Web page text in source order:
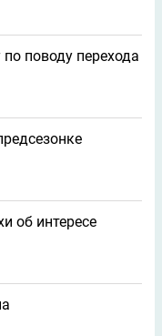
поводу перехода
об интересе